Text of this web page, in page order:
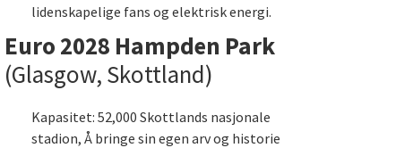
lidenskapelige fans og elektrisk energi.
Euro 2028 Hampden Park
(Glasgow, Skottland)
Kapasitet: 52,000 Skottlands nasjonale
stadion, Å bringe sin egen arv og historie